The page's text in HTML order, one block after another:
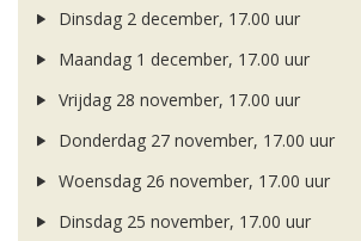
Dinsdag 2 december, 17.00 uur
Maandag 1 december, 17.00 uur
Vrijdag 28 november, 17.00 uur
Donderdag 27 november, 17.00 uur
Woensdag 26 november, 17.00 uur
Dinsdag 25 november, 17.00 uur